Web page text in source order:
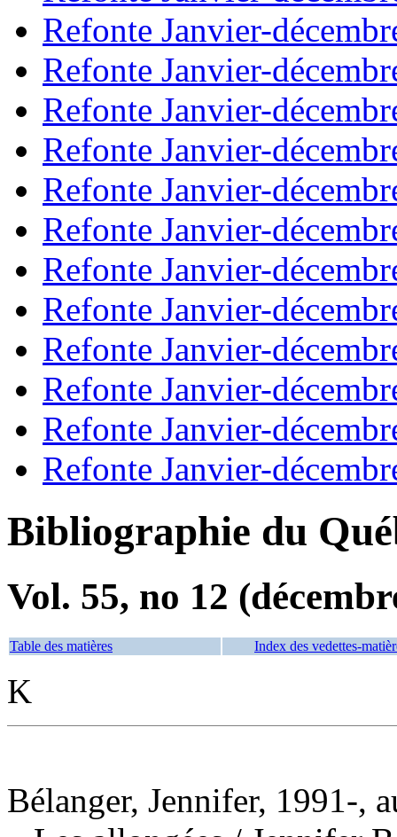
Refonte Janvier-
Refonte Janvier-
Refonte Janvier-
Refonte Janvier-
Refonte Janvier-
Refonte Janvier-
Refonte Janvier-
Refonte Janvier-
Refonte Janvier-
Refonte Janvier-
Refonte Janvier-
Refonte Janvier-
Bibliographie du
Vol. 55, no 12
Table des matières Index des vedettes-
K
Bélanger, Jennifer, 1991-,